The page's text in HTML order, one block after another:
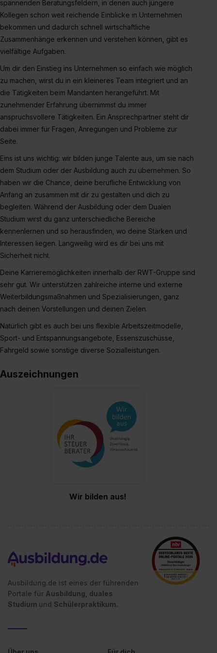
der Kategorien „Präferenzen“, „Statistiken“ und „Social
Media und Marketing“ umfasst hierbei die Einwilligung
zur Übermittlung deiner Daten in die USA (Art. 49 Abs. 1
S. 1 lit. a) DS-GVO). Die USA verfügen über kein
angemessenes Datenschutzniveau (EuGH – Schrems
II). Du kannst die von dir erteilte Einwilligung jederzeit mit
Wirkung für die Zukunft ganz oder teilweise über unsere
Datenschutzerklärung unter dem Punkt „Datenschutz-
Einstellungen“ widerrufen. Weitere Informationen zu den
einzelnen Cookies findest du durch Klick auf „Details
zeigen“. Weitere Informationen:
Datenschutzerklärung
spannenden Beratungsfeldern, in denen auch jüngere
Kollegen schon weit reichende Einblicke in Unternehmen
bekommen und dadurch schnell wirtschaftliche
Zusammenhänge erkennen und verstehen können, gibt es
vielfältige Aufgaben.
Um dir den Einstieg ins Unternehmen so einfach wie möglich
zu machen, wirst du in ein kleineres Team integriert und an
die Tätigkeiten beim Mandanten herangeführt. Mit
zunehmender Erfahrung übernimmst du immer
anspruchsvollere Tätigkeiten. Ein Ansprechpartner steht dir
dabei immer für Fragen, Anregungen und Probleme zur
Seite.
Eins ist uns wichtig: wir bilden junge Talente aus, um sie nach
dem Studium oder der Ausbildung auch zu übernehmen. So
haben wir die Chance, deine berufliche Entwicklung von
Anfang an zusammen mit dir zu gestalten und dich zu
begleiten. Während der Ausbildung oder dem Dualen
Studium wirst du ganz unterschiedliche Bereiche
kennenlernen und so herausfinden, wo deine Stärken und
Interessen liegen. Langweilig wird es dir bei uns mit
Sicherheit nicht.
Deine Karrieremöglichkeiten innerhalb der RWT-Gruppe sind
sehr gut. Wir unterstützen zahlreiche interne und externe
Weiterbildungsmaßnahmen und Spezialisierungen, ganz
nach deinen Vorstellungen und deinen Zielen.
Natürlich gibt es auch bei uns flexible Arbeitszeitmodelle,
Sport- und Entspannungsangebote, Essenszuschüsse,
Fahrgeld sowie sonstige diverse Sozialleistungen.
Auszeichnungen
Wir bilden aus!
Ausbildung.de ist eines der führenden
Portale für Ausbildung, duales
Studium und Schülerpraktikum.